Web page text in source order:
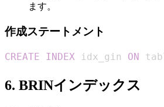
ます。
作成ステートメント
CREATE INDEX idx_gin ON
6. BRINインデックス